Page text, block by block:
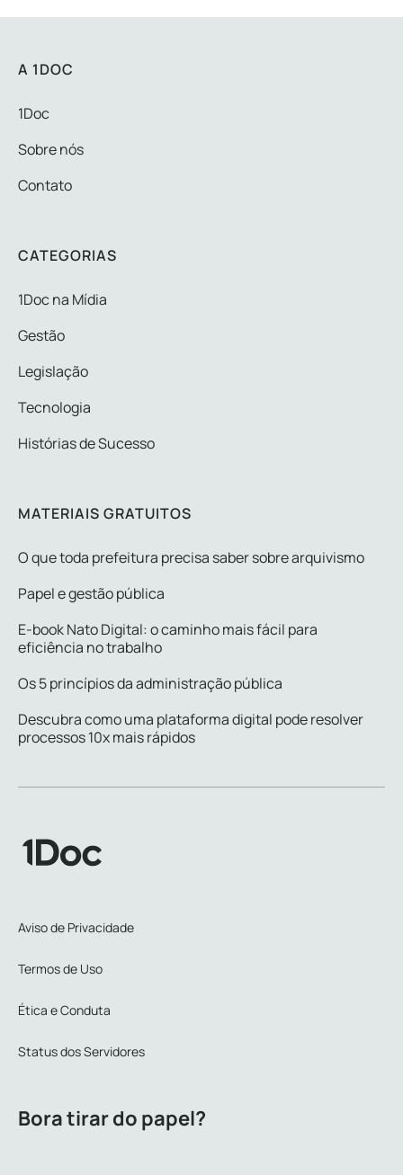
A 1DOC
1Doc
Sobre nós
Contato
CATEGORIAS
1Doc na Mídia
Gestão
Legislação
Tecnologia
Histórias de Sucesso
MATERIAIS GRATUITOS
O que toda prefeitura precisa saber sobre arquivismo
Papel e gestão pública
E-book Nato Digital: o caminho mais fácil para
eficiência no trabalho
Os 5 princípios da administração pública
Descubra como uma plataforma digital pode resolver
processos 10x mais rápidos
Aviso de Privacidade
Termos de Uso
Ética e Conduta
Status dos Servidores
Bora tirar do papel?